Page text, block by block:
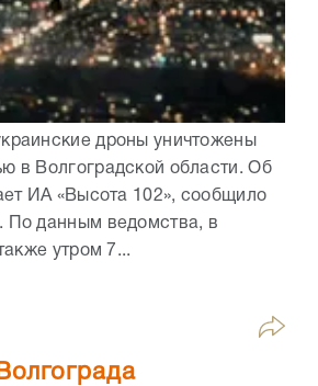
дроны уничтожены
в Волгоградской области. Об
ИА «Высота 102», сообщило
По данным ведомства, в
утром 7...